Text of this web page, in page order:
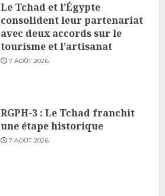
Le Tchad et l’Égypte
consolident leur partenariat
avec deux accords sur le
tourisme et l’artisanat
7 AOÛT 2026
RGPH-3 : Le Tchad franchit
une étape historique
7 AOÛT 2026